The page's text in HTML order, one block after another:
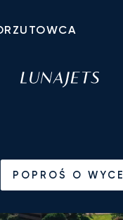
POPROŚ O